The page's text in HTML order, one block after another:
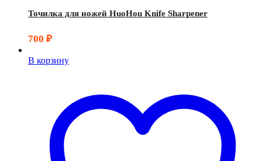
Точилка для ножей HuoHou Knife Sharpener
700 ₽
В корзину